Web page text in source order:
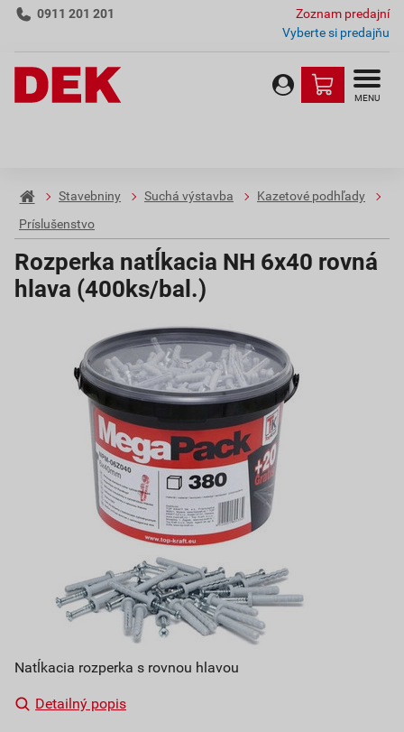
0911 201 201
Zoznam predajní
Vyberte si predajňu
MENU
Stavebniny Suchá výstavba
Kazetové podhľady
Príslušenstvo
Rozperka natĺkacia NH 6x40 rovná
hlava (400ks/bal.)
Natĺkacia rozperka s rovnou hlavou
Detailný popis